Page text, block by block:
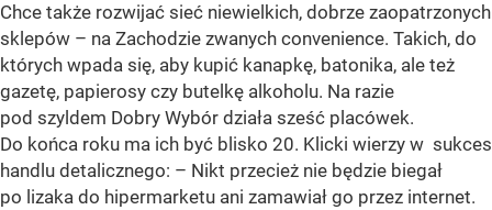
Chce także rozwijać sieć niewielkich, dobrze zaopatrzonych
sklepów – na Zachodzie zwanych convenience. Takich, do
których wpada się, aby kupić kanapkę, batonika, ale też
gazetę, papierosy czy butelkę alkoholu. Na razie
pod szyldem Dobry Wybór działa sześć placówek.
Do końca roku ma ich być blisko 20. Klicki wierzy w sukces
handlu detalicznego: – Nikt przecież nie będzie biegał
po lizaka do hipermarketu ani zamawiał go przez internet.